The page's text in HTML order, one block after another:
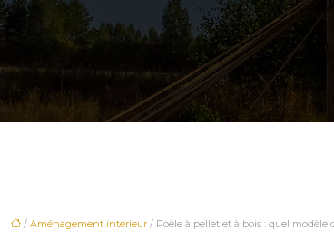
/ Aménagement intérieur / Poêle à pellet et à bois : quel modèle